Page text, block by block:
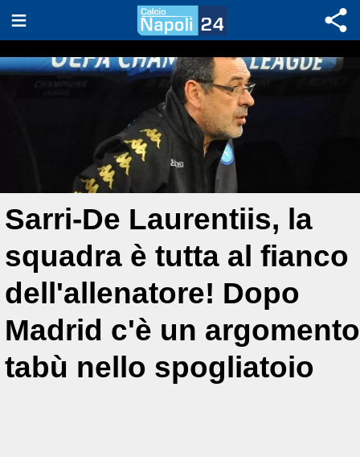
Sarri-De Laurentiis, la
squadra è tutta al fianco
dell'allenatore! Dopo
Madrid c'è un argomento
tabù nello spogliatoio